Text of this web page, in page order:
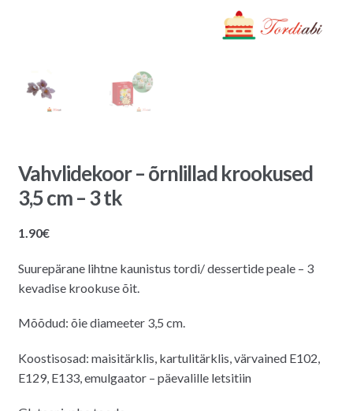
Vahvlidekoor – õrnlillad krookused
3,5 cm – 3 tk
1.90€
Suurepärane lihtne kaunistus tordi/ dessertide peale – 3
kevadise krookuse õit.
Mõõdud: õie diameeter 3,5 cm.
Koostisosad: maisitärklis, kartulitärklis, värvained E102,
E129, E133, emulgaator – päevalille letsitiin